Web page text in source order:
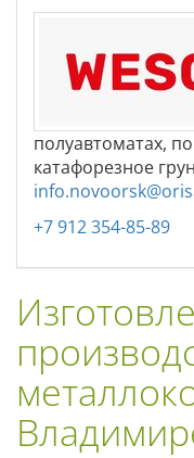
полуавтоматах,
катафорезное
+7 912 354-85-89